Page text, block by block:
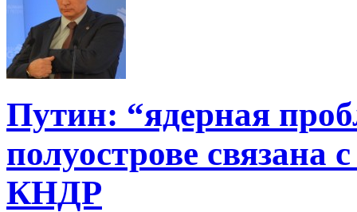
Путин: “ядерная
полуострове
КНДР